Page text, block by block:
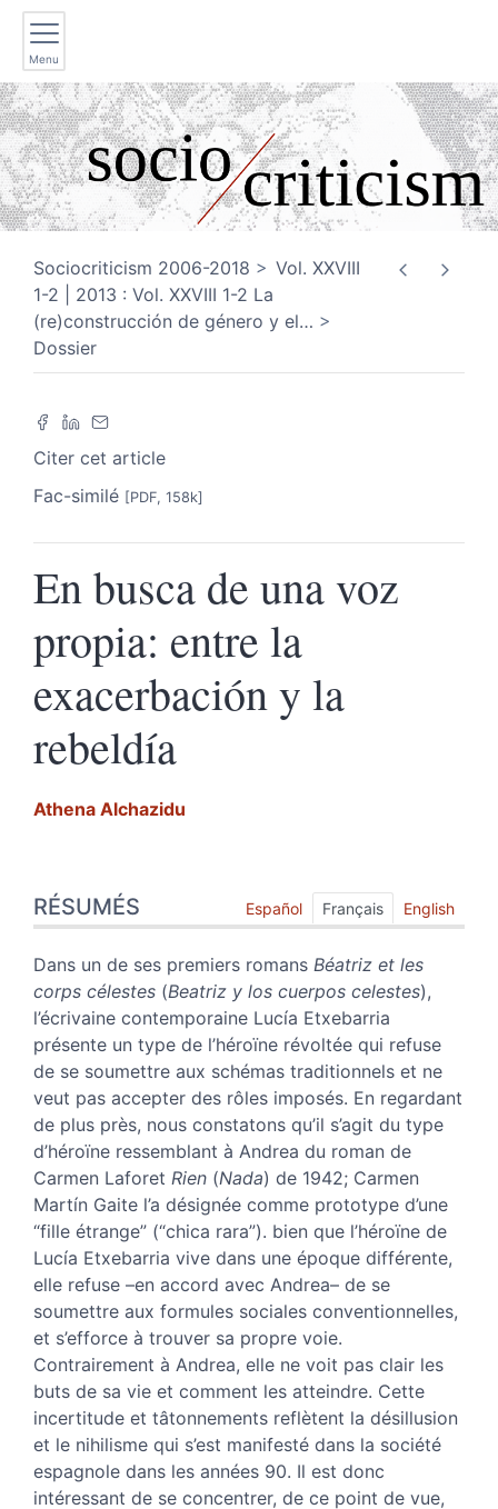
Menu
Sociocriticism 2006-2018
Vol. XXVIII
1-2 | 2013 : Vol. XXVIII 1-2 La
(re)construcción de género y el…
Dossier
Citer cet article
Fac-similé [PDF, 158k]
En busca de una voz
propia: entre la
exacerbación y la
rebeldía
Athena Alchazidu
Index
Texte
Citer cet article
Auteur
RÉSUMÉS Español Français English
Dans un de ses premiers romans Béatriz et les
corps célestes (Beatriz y los cuerpos celestes),
l’écrivaine contemporaine Lucía Etxebarria
présente un type de l’héroïne révoltée qui refuse
de se soumettre aux schémas traditionnels et ne
veut pas accepter des rôles imposés. En regardant
de plus près, nous constatons qu’il s’agit du type
d’héroïne ressemblant à Andrea du roman de
Carmen Laforet Rien (Nada) de 1942; Carmen
Martín Gaite l’a désignée comme prototype d’une
“fille étrange” (“chica rara”). bien que l’héroïne de
Lucía Etxebarria vive dans une époque différente,
elle refuse –en accord avec Andrea– de se
soumettre aux formules sociales conventionnelles,
et s’efforce à trouver sa propre voie.
Contrairement à Andrea, elle ne voit pas clair les
buts de sa vie et comment les atteindre. Cette
incertitude et tâtonnements reflètent la désillusion
et le nihilisme qui s’est manifesté dans la société
espagnole dans les années 90. Il est donc
intéressant de se concentrer, de ce point de vue,